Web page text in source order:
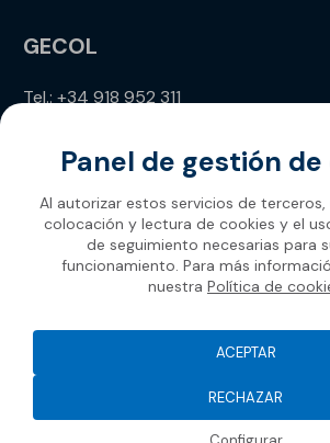
GECOL
Tel.: +34 918 952 311
Gecol 2026
Panel de gestión
Al autorizar estos servicios de
colocación y lectura de cookies y el
de seguimiento necesarias para
funcionamiento. Para más
nuestra Política de
RECHAZAR
ACEPTAR